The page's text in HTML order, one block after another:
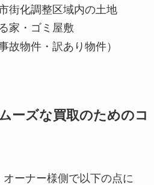
街化調整区域内の土地
家・ゴミ屋敷
故物件・訳あり物件）
ーズな買取のためのコ
ーナー様側で以下の点に